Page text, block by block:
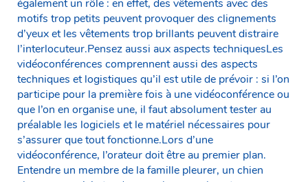
également un rôle : en effet, des vêtements avec des
motifs trop petits peuvent provoquer des clignements
d’yeux et les vêtements trop brillants peuvent distraire
l’interlocuteur.Pensez aussi aux aspects techniquesLes
vidéoconférences comprennent aussi des aspects
techniques et logistiques qu’il est utile de prévoir : si l’on
participe pour la première fois à une vidéoconférence ou
que l’on en organise une, il faut absolument tester au
préalable les logiciels et le matériel nécessaires pour
s’assurer que tout fonctionne.Lors d’une
vidéoconférence, l’orateur doit être au premier plan.
Entendre un membre de la famille pleurer, un chien